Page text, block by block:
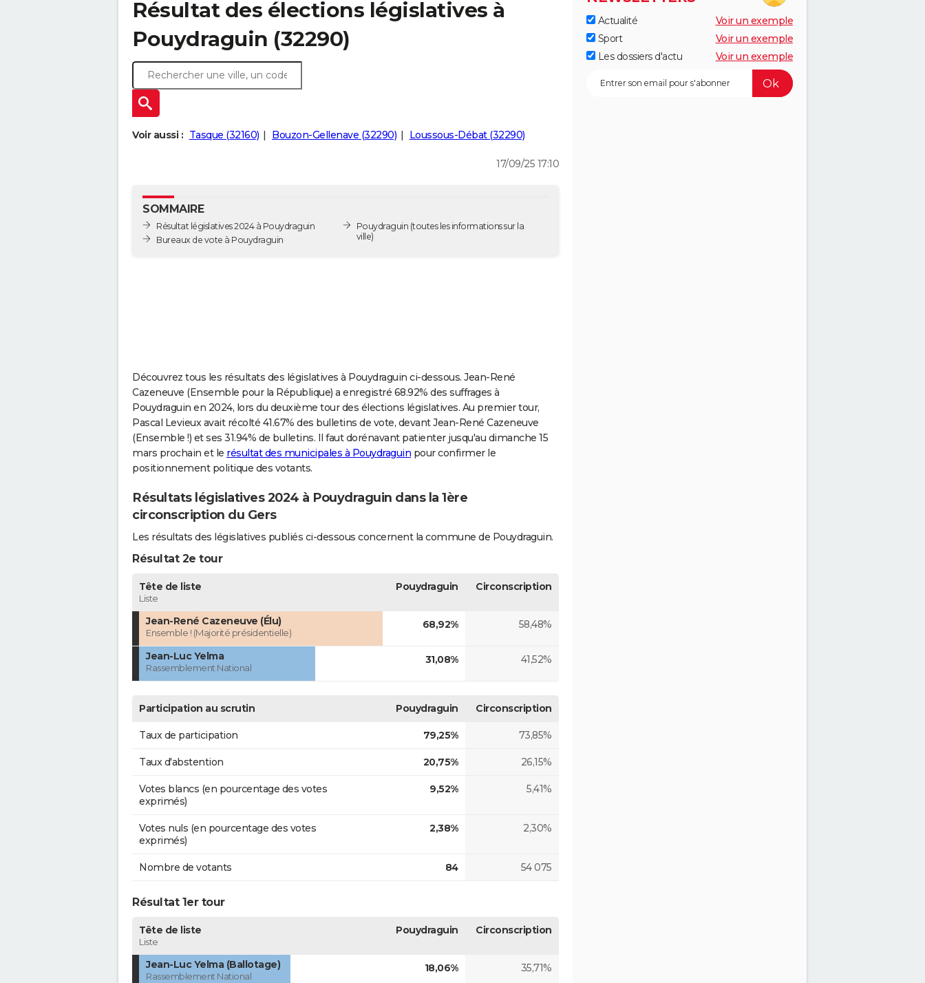
Résultat des élections législatives à
Pouydraguin (32290)
Voir aussi : Tasque (32160) Bouzon-Gellenave (32290) Loussous-Débat (32290)
17/09/25 17:10
SOMMAIRE
Résultat législatives 2024 à Pouydraguin
Bureaux de vote à Pouydraguin
Pouydraguin (toutes les informations sur la
ville)
Découvrez tous les résultats des législatives à Pouydraguin ci-dessous. Jean-René
Cazeneuve (Ensemble pour la République) a enregistré 68.92% des suffrages à
Pouydraguin en 2024, lors du deuxième tour des élections législatives. Au premier tour,
Pascal Levieux avait récolté 41.67% des bulletins de vote, devant Jean-René Cazeneuve
(Ensemble !) et ses 31.94% de bulletins. Il faut dorénavant patienter jusqu'au dimanche 15
mars prochain et le résultat des municipales à Pouydraguin pour confirmer le
positionnement politique des votants.
Résultats législatives 2024 à Pouydraguin dans la 1ère
circonscription du Gers
Les résultats des législatives publiés ci-dessous concernent la commune de Pouydraguin.
Résultat 2e tour
Tête de liste
Liste
Pouydraguin Circonscription
Jean-René Cazeneuve (Élu)
Ensemble ! (Majorité présidentielle)
68,92% 58,48%
Jean-Luc Yelma
Rassemblement National
31,08% 41,52%
Participation au scrutin Pouydraguin Circonscription
Taux de participation 79,25% 73,85%
Taux d'abstention 20,75% 26,15%
Votes blancs (en pourcentage des votes
exprimés)
9,52% 5,41%
Votes nuls (en pourcentage des votes
exprimés)
2,38% 2,30%
Nombre de votants 84 54 075
Résultat 1er tour
Tête de liste
Liste
Pouydraguin Circonscription
Jean-Luc Yelma (Ballotage)
Rassemblement National
18,06% 35,71%
Actualité
Voir un exemple
Sport
Voir un exemple
Les dossiers d'actu
Voir un exemple